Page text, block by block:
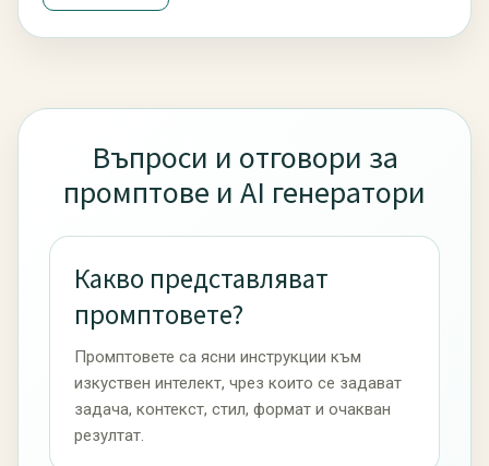
Въпроси и отговори за
промптове и AI генератори
Какво представляват
промптовете?
Промптовете са ясни инструкции към
изкуствен интелект, чрез които се задават
задача, контекст, стил, формат и очакван
резултат.